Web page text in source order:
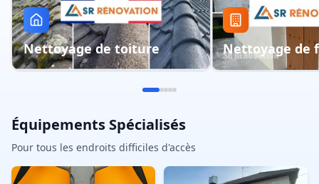
Nettoyage de toiture Nettoyage de
Équipements Spécialisés
Pour tous les endroits difficiles d'accès